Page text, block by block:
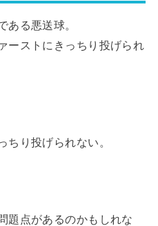
ある悪送球。
ーストにきっちり投げられ
ちり投げられない。
題点があるのかもしれな